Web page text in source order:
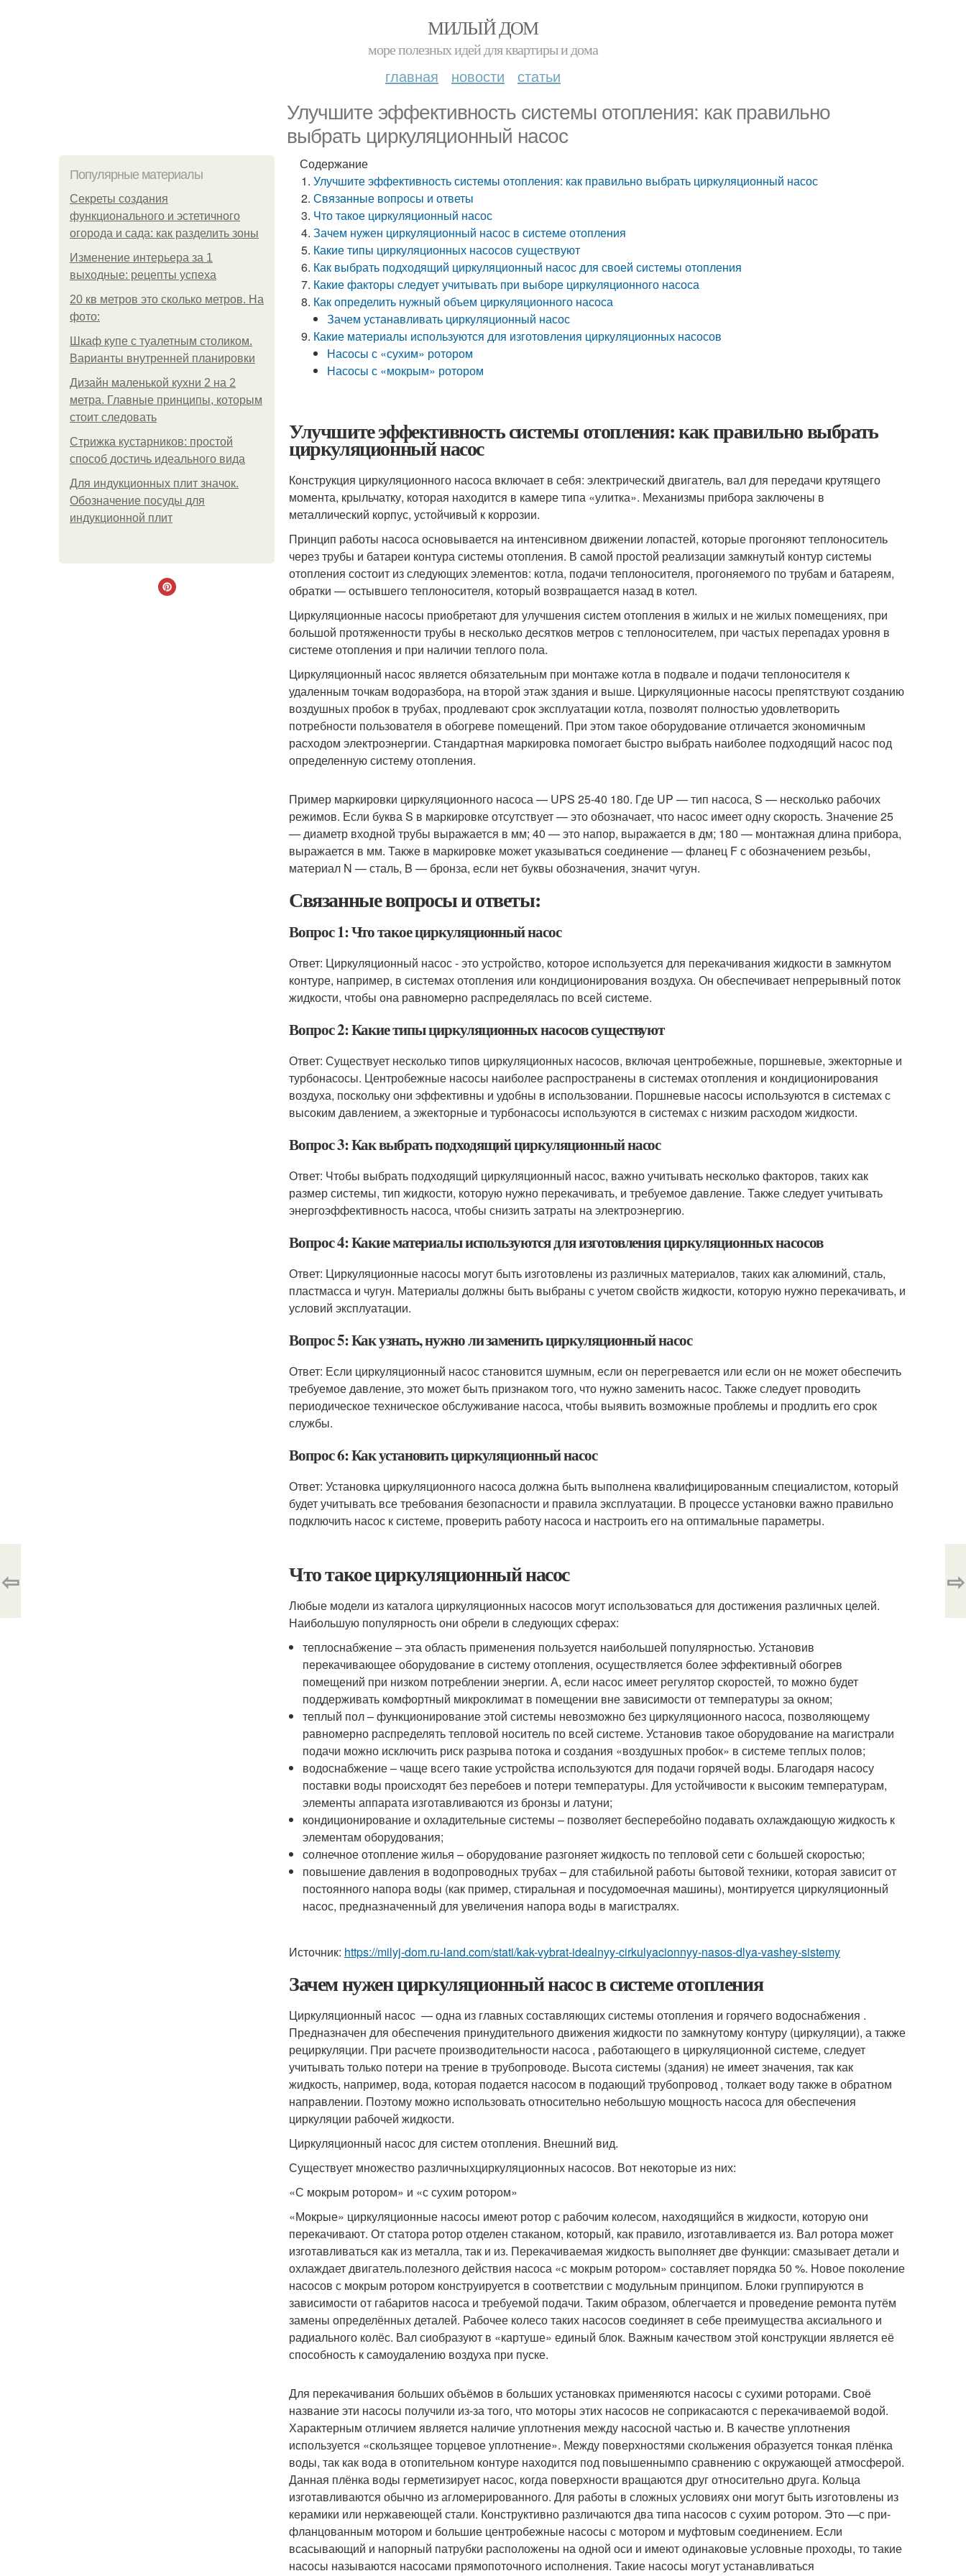
МИЛЫЙ ДОМ
море полезных идей для квартиры и дома
главная новости статьи
Улучшите эффективность системы отопления: как правильно
выбрать циркуляционный насос
Популярные материалы
Секреты создания
функционального и эстетичного
огорода и сада: как разделить зоны
Изменение интерьера за 1
выходные: рецепты успеха
20 кв метров это сколько метров. На
фото:
Шкаф купе с туалетным столиком.
Варианты внутренней планировки
Дизайн маленькой кухни 2 на 2
метра. Главные принципы, которым
стоит следовать
Стрижка кустарников: простой
способ достичь идеального вида
Для индукционных плит значок.
Обозначение посуды для
индукционной плит
Содержание
Улучшите эффективность системы отопления: как правильно выбрать циркуляционный насос
Связанные вопросы и ответы
Что такое циркуляционный насос
Зачем нужен циркуляционный насос в системе отопления
Какие типы циркуляционных насосов существуют
Как выбрать подходящий циркуляционный насос для своей системы отопления
Какие факторы следует учитывать при выборе циркуляционного насоса
Как определить нужный объем циркуляционного насоса
Зачем устанавливать циркуляционный насос
Какие материалы используются для изготовления циркуляционных насосов
Насосы с «сухим» ротором
Насосы с «мокрым» ротором
Улучшите эффективность системы отопления: как правильно выбрать
циркуляционный насос
Конструкция циркуляционного насоса включает в себя: электрический двигатель, вал для передачи крутящего
момента, крыльчатку, которая находится в камере типа «улитка». Механизмы прибора заключены в
металлический корпус, устойчивый к коррозии.
Принцип работы насоса основывается на интенсивном движении лопастей, которые прогоняют теплоноситель
через трубы и батареи контура системы отопления. В самой простой реализации замкнутый контур системы
отопления состоит из следующих элементов: котла, подачи теплоносителя, прогоняемого по трубам и батареям,
обратки — остывшего теплоносителя, который возвращается назад в котел.
Циркуляционные насосы приобретают для улучшения систем отопления в жилых и не жилых помещениях, при
большой протяженности трубы в несколько десятков метров с теплоносителем, при частых перепадах уровня в
системе отопления и при наличии теплого пола.
Циркуляционный насос является обязательным при монтаже котла в подвале и подачи теплоносителя к
удаленным точкам водоразбора, на второй этаж здания и выше. Циркуляционные насосы препятствуют созданию
воздушных пробок в трубах, продлевают срок эксплуатации котла, позволят полностью удовлетворить
потребности пользователя в обогреве помещений. При этом такое оборудование отличается экономичным
расходом электроэнергии. Стандартная маркировка помогает быстро выбрать наиболее подходящий насос под
определенную систему отопления.
Пример маркировки циркуляционного насоса — UPS 25-40 180. Где UP — тип насоса, S — несколько рабочих
режимов. Если буква S в маркировке отсутствует — это обозначает, что насос имеет одну скорость. Значение 25
— диаметр входной трубы выражается в мм; 40 — это напор, выражается в дм; 180 — монтажная длина прибора,
выражается в мм. Также в маркировке может указываться соединение — фланец F с обозначением резьбы,
материал N — сталь, B — бронза, если нет буквы обозначения, значит чугун.
Связанные вопросы и ответы:
Вопрос 1: Что такое циркуляционный насос
Ответ: Циркуляционный насос - это устройство, которое используется для перекачивания жидкости в замкнутом
контуре, например, в системах отопления или кондиционирования воздуха. Он обеспечивает непрерывный поток
жидкости, чтобы она равномерно распределялась по всей системе.
Вопрос 2: Какие типы циркуляционных насосов существуют
Ответ: Существует несколько типов циркуляционных насосов, включая центробежные, поршневые, эжекторные и
турбонасосы. Центробежные насосы наиболее распространены в системах отопления и кондиционирования
воздуха, поскольку они эффективны и удобны в использовании. Поршневые насосы используются в системах с
высоким давлением, а эжекторные и турбонасосы используются в системах с низким расходом жидкости.
Вопрос 3: Как выбрать подходящий циркуляционный насос
Ответ: Чтобы выбрать подходящий циркуляционный насос, важно учитывать несколько факторов, таких как
размер системы, тип жидкости, которую нужно перекачивать, и требуемое давление. Также следует учитывать
энергоэффективность насоса, чтобы снизить затраты на электроэнергию.
Вопрос 4: Какие материалы используются для изготовления циркуляционных насосов
Ответ: Циркуляционные насосы могут быть изготовлены из различных материалов, таких как алюминий, сталь,
пластмасса и чугун. Материалы должны быть выбраны с учетом свойств жидкости, которую нужно перекачивать, и
условий эксплуатации.
Вопрос 5: Как узнать, нужно ли заменить циркуляционный насос
Ответ: Если циркуляционный насос становится шумным, если он перегревается или если он не может обеспечить
требуемое давление, это может быть признаком того, что нужно заменить насос. Также следует проводить
периодическое техническое обслуживание насоса, чтобы выявить возможные проблемы и продлить его срок
службы.
Вопрос 6: Как установить циркуляционный насос
Ответ: Установка циркуляционного насоса должна быть выполнена квалифицированным специалистом, который
будет учитывать все требования безопасности и правила эксплуатации. В процессе установки важно правильно
подключить насос к системе, проверить работу насоса и настроить его на оптимальные параметры.
Что такое циркуляционный насос
Любые модели из каталога циркуляционных насосов могут использоваться для достижения различных целей.
Наибольшую популярность они обрели в следующих сферах:
теплоснабжение – эта область применения пользуется наибольшей популярностью. Установив
перекачивающее оборудование в систему отопления, осуществляется более эффективный обогрев
помещений при низком потреблении энергии. А, если насос имеет регулятор скоростей, то можно будет
поддерживать комфортный микроклимат в помещении вне зависимости от температуры за окном;
теплый пол – функционирование этой системы невозможно без циркуляционного насоса, позволяющему
равномерно распределять тепловой носитель по всей системе. Установив такое оборудование на магистрали
подачи можно исключить риск разрыва потока и создания «воздушных пробок» в системе теплых полов;
водоснабжение – чаще всего такие устройства используются для подачи горячей воды. Благодаря насосу
поставки воды происходят без перебоев и потери температуры. Для устойчивости к высоким температурам,
элементы аппарата изготавливаются из бронзы и латуни;
кондиционирование и охладительные системы – позволяет бесперебойно подавать охлаждающую жидкость к
элементам оборудования;
солнечное отопление жилья – оборудование разгоняет жидкость по тепловой сети с большей скоростью;
повышение давления в водопроводных трубах – для стабильной работы бытовой техники, которая зависит от
постоянного напора воды (как пример, стиральная и посудомоечная машины), монтируется циркуляционный
насос, предназначенный для увеличения напора воды в магистралях.
Источник: https://milyj-dom.ru-land.com/stati/kak-vybrat-idealnyy-cirkulyacionnyy-nasos-dlya-vashey-sistemy
Зачем нужен циркуляционный насос в системе отопления
Циркуляционный насос — одна из главных составляющих системы отопления и горячего водоснабжения .
Предназначен для обеспечения принудительного движения жидкости по замкнутому контуру (циркуляции), а также
рециркуляции. При расчете производительности насоса , работающего в циркуляционной системе, следует
учитывать только потери на трение в трубопроводе. Высота системы (здания) не имеет значения, так как
жидкость, например, вода, которая подается насосом в подающий трубопровод , толкает воду также в обратном
направлении. Поэтому можно использовать относительно небольшую мощность насоса для обеспечения
циркуляции рабочей жидкости.
Циркуляционный насос для систем отопления. Внешний вид.
Существует множество различныхциркуляционных насосов. Вот некоторые из них:
«С мокрым ротором» и «с сухим ротором»
«Мокрые» циркуляционные насосы имеют ротор с рабочим колесом, находящийся в жидкости, которую они
перекачивают. От статора ротор отделен стаканом, который, как правило, изготавливается из. Вал ротора может
изготавливаться как из металла, так и из. Перекачиваемая жидкость выполняет две функции: смазывает детали и
охлаждает двигатель.полезного действия насоса «с мокрым ротором» составляет порядка 50 %. Новое поколение
насосов с мокрым ротором конструируется в соответствии с модульным принципом. Блоки группируются в
зависимости от габаритов насоса и требуемой подачи. Таким образом, облегчается и проведение ремонта путём
замены определённых деталей. Рабочее колесо таких насосов соединяет в себе преимущества аксиального и
радиального колёс. Вал сиобразуют в «картуше» единый блок. Важным качеством этой конструкции является её
способность к самоудалению воздуха при пуске.
Для перекачивания больших объёмов в больших установках применяются насосы с сухими роторами. Своё
название эти насосы получили из-за того, что моторы этих насосов не соприкасаются с перекачиваемой водой.
Характерным отличием является наличие уплотнения между насосной частью и. В качестве уплотнения
используется «скользящее торцевое уплотнение». Между поверхностями скольжения образуется тонкая плёнка
воды, так как вода в отопительном контуре находится под повышеннымпо сравнению с окружающей атмосферой.
Данная плёнка воды герметизирует насос, когда поверхности вращаются друг относительно друга. Кольца
изготавливаются обычно из агломерированного. Для работы в сложных условиях они могут быть изготовлены из
керамики или нержавеющей стали. Конструктивно различаются два типа насосов с сухим ротором. Это —с при-
фланцованным мотором и большие центробежные насосы с мотором и муфтовым соединением. Если
всасывающий и напорный патрубки расположены на одной оси и имеют одинаковые условные проходы, то такие
насосы называются насосами прямопоточного исполнения. Такие насосы могут устанавливаться
⇦ ⇨